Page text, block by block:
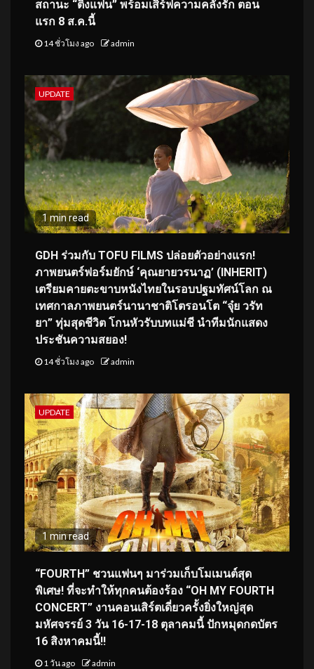
สถานะ “ติ่งแฟน” พร้อมเสิร์ฟความคลั่งรัก ตอน
แรก 8 ส.ค.นี้
14 ชั่วโมง ago admin
UPDATE
1 min read
GDH ร่วมกับ TOFU FILMS ปล่อยตัวอย่างแรก!
ภาพยนตร์ฟอร์มยักษ์ ‘คุณยายวรนาฏ’ (INHERIT)
เตรียมคายตะขาบหนังไทยในรอบปฐมทัศน์โลก ณ
เทศกาลภาพยนตร์นานาชาติโตรอนโต “จุ๋ย วรัท
ยา” ทุ่มสุดชีวิต โกนหัวรับบทแม่ชี นำทีมนักแสดง
ประชันความสยอง!
14 ชั่วโมง ago admin
UPDATE
1 min read
“FOURTH” ชวนแฟนๆ มาร่วมเก็บโมเมนต์สุด
พิเศษ! ที่จะทำให้ทุกคนต้องร้อง “OH MY FOURTH
CONCERT” งานคอนเสิร์ตเดี่ยวครั้งยิ่งใหญ่สุด
มหัศจรรย์ 3 วัน 16-17-18 ตุลาคมนี้ ปักหมุดกดบัตร
16 สิงหาคมนี้!!
1 วัน ago admin